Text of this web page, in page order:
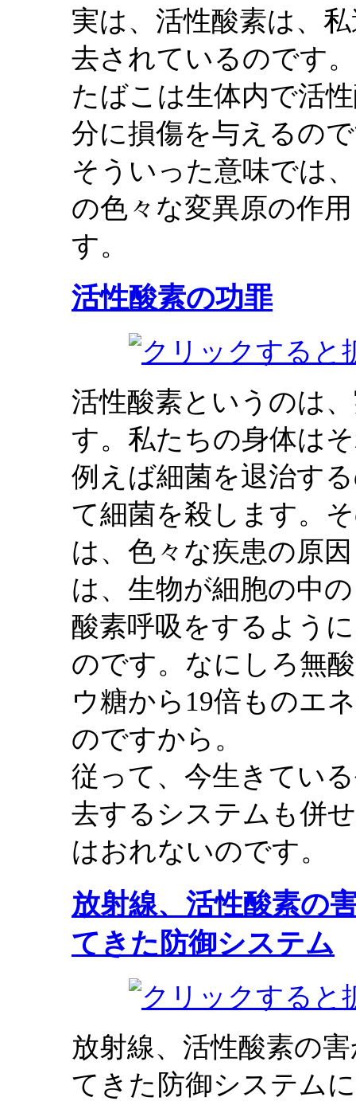
実は、活性酸素は、
去されているのです
たばこは生体内で活
分に損傷を与えるの
そういった意味では
の色々な変異原の作
す。
活性酸素の功罪
活性酸素というのは
す。私たちの身体は
例えば細菌を退治す
て細菌を殺します。
は、色々な疾患の原
は、生物が細胞の中
酸素呼吸をするよう
のです。なにしろ無
ウ糖から19倍ものエ
のですから。
従って、今生きてい
去するシステムも併
はおれないのです。
放射線、活性酸素の
てきた防御システム
放射線、活性酸素の
てきた防御システム